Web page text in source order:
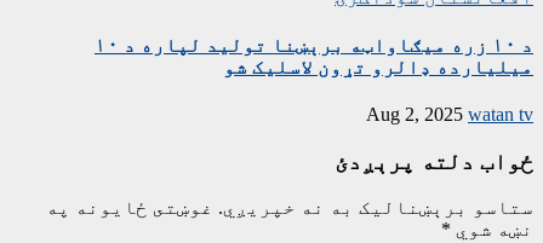
د ۱۰ زره میګاواټه برېښنا تولید لپاره د ۱۰
میلیارده ډالرو تړون لاسلیک شو
Aug 2, 2025 watan tv
ځواب دلته پرېږدئ
ستاسو برېښناليک به نه خپريږي. غوښتى ځایونه په
نښه شوي *